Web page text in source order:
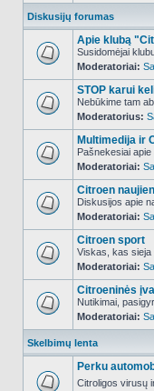
užrakintas
Diskusijų forumas
Apie klubą
Susidomėjai
Moderatoriai:
STOP karui
Nebūkime tam
Moderatorius:
Multimedija ir
Pašnekesiai
Moderatoriai:
Citroen
Diskusijos apie
Moderatoriai:
Citroen sport
Viskas, kas sieja
Moderatoriai:
Citroeninės
Nutikimai,
Moderatoriai:
Skelbimų lenta
Perku
Citroligos virusų